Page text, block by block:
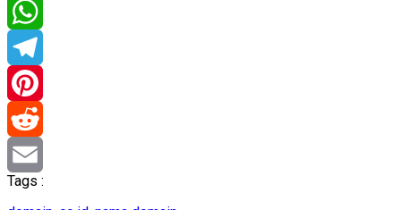
LinkedIn
WhatsApp
Telegram
Pinterest
Reddit
Email
Tags :